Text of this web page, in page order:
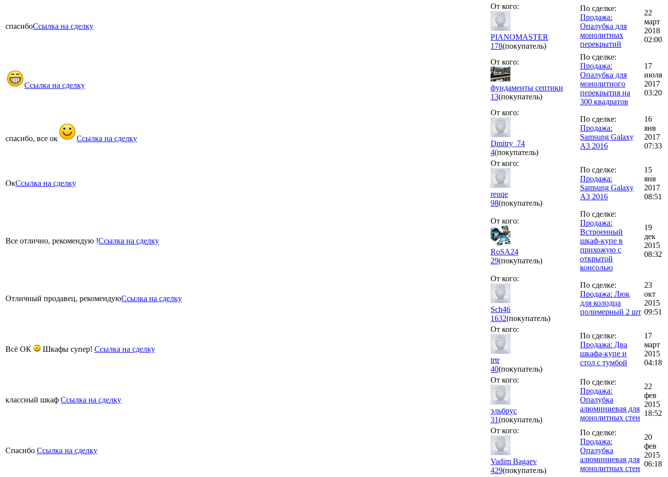
спасибоСсылка на сделку
От кого:
PIANOMASTER
178(покупатель)
По сделке:
Продажа:
Опалубка для
монолитных
перекрытий
22
март
2018
02:00
Ссылка на сделку
От кого:
фундаменты септики
13(покупатель)
По сделке:
Продажа:
Опалубка для
монолитного
перекрытия на
300 квадратов
17
июля
2017
03:20
спасибо, все ок Ссылка на сделку
От кого:
Dmitry_74
4(покупатель)
По сделке:
Продажа:
Samsung Galaxy
A3 2016
16
янв
2017
07:33
ОкСсылка на сделку
От кого:
reuqe
98(покупатель)
По сделке:
Продажа:
Samsung Galaxy
A3 2016
15
янв
2017
08:51
Все отлично, рекомендую !Ссылка на сделку
От кого:
RoSA24
29(покупатель)
По сделке:
Продажа:
Встроенный
шкаф-купе в
прихожую с
открытой
консолью
19
дек
2015
08:32
Отличный продавец, рекомендуюСсылка на сделку
От кого:
Sch46
1632(покупатель)
По сделке:
Продажа: Люк
для колодца
полимерный 2 шт
23
окт
2015
09:51
Всё ОК Шкафы супер! Ссылка на сделку
От кого:
trtr
40(покупатель)
По сделке:
Продажа: Два
шкафа-купе и
стол с тумбой
17
март
2015
04:18
классный шкаф Ссылка на сделку
От кого:
эльбрус
31(покупатель)
По сделке:
Продажа:
Опалубка
алюминиевая для
монолитных стен
22
фев
2015
18:52
Спасибо Ссылка на сделку
От кого:
Vadim Bagaev
429(покупатель)
По сделке:
Продажа:
Опалубка
алюминиевая для
монолитных стен
20
фев
2015
06:18